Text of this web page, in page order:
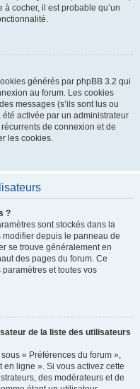
à cocher, il est probable qu’un
générés par phpBB 3.2 qui
au forum. Les cookies
messages (s’ils sont lus ou
activée par un administrateur
de connexion et de
les cookies.
?
sont stockés dans la
depuis le panneau de
se trouve généralement en
des pages du forum. Ce
et toutes vos
de la liste des utilisateurs
« Préférences du forum »,
en ligne ». Si vous activez cette
des modérateurs et de